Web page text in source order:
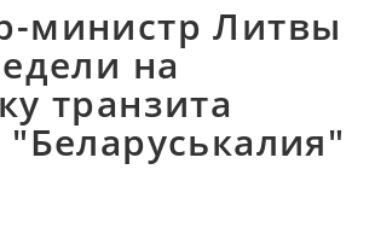
министр Литвы
на
транзита